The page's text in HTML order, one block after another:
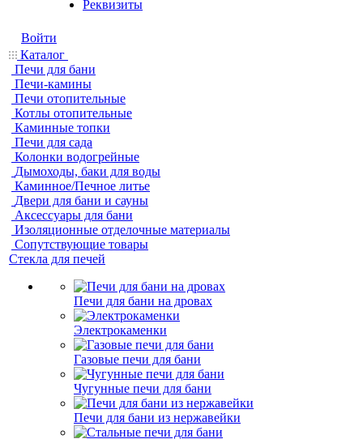
Реквизиты
Войти
Каталог
Печи для бани
Печи-камины
Печи отопительные
Котлы отопительные
Каминные топки
Печи для сада
Колонки водогрейные
Дымоходы, баки для воды
Каминное/Печное литье
Двери для бани и сауны
Аксессуары для бани
Изоляционные отделочные материалы
Сопутствующие товары
Стекла для печей
Печи для бани на дровах
Электрокаменки
Газовые печи для бани
Чугунные печи для бани
Печи для бани из нержавейки